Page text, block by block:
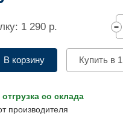
1 290 р.
В корзину Купить в
со склада
производителя